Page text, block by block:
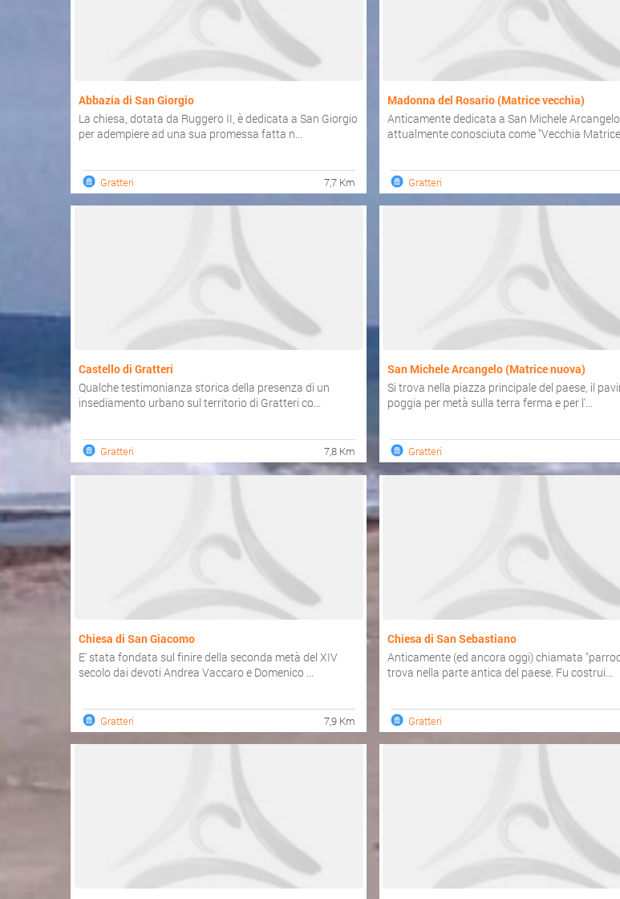
Abbazia di San Giorgio
La chiesa, dotata da Ruggero II, è dedicata a San Giorgio
per adempiere ad una sua promessa fatta n...
Gratteri 7,7 Km
Madonna del Rosario (Matrice vecchia)
Anticamente dedicata a San Michele
attualmente conosciuta come "Vecchia
Gratteri
Castello di Gratteri
Qualche testimonianza storica della presenza di un
insediamento urbano sul territorio di Gratteri co...
Gratteri 7,8 Km
San Michele Arcangelo (Matrice nuova)
Si trova nella piazza principale del paese, il
poggia per metà sulla terra ferma e per l'...
Gratteri
Chiesa di San Giacomo
E' stata fondata sul finire della seconda metà del XIV
secolo dai devoti Andrea Vaccaro e Domenico ...
Gratteri 7,9 Km
Chiesa di San Sebastiano
Anticamente (ed ancora oggi) chiamata
trova nella parte antica del paese. Fu costrui...
Gratteri